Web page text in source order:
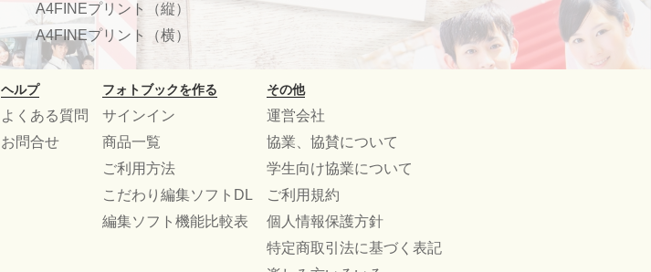
A4FINEプリント（縦）
A4FINEプリント（横）
ヘルプ
よくある質問
お問合せ
フォトブックを作る
サインイン
商品一覧
ご利用方法
こだわり編集ソフトDL
編集ソフト機能比較表
その他
運営会社
協業、協賛について
学生向け協業について
ご利用規約
個人情報保護方針
特定商取引法に基づく表記